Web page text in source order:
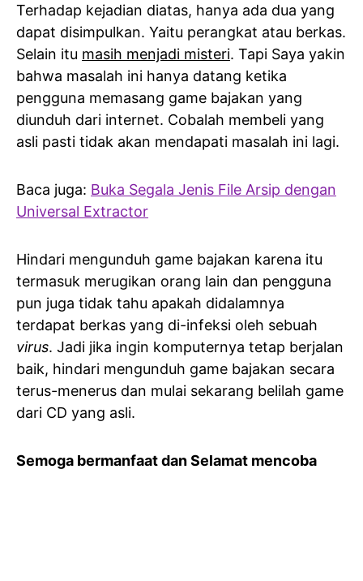
Terhadap kejadian diatas, hanya ada dua yang
dapat disimpulkan. Yaitu perangkat atau berkas.
Selain itu masih menjadi misteri. Tapi Saya yakin
bahwa masalah ini hanya datang ketika
pengguna memasang game bajakan yang
diunduh dari internet. Cobalah membeli yang
asli pasti tidak akan mendapati masalah ini lagi.
Baca juga: Buka Segala Jenis File Arsip dengan
Universal Extractor
Hindari mengunduh game bajakan karena itu
termasuk merugikan orang lain dan pengguna
pun juga tidak tahu apakah didalamnya
terdapat berkas yang di-infeksi oleh sebuah
virus. Jadi jika ingin komputernya tetap berjalan
baik, hindari mengunduh game bajakan secara
terus-menerus dan mulai sekarang belilah game
dari CD yang asli.
Semoga bermanfaat dan Selamat mencoba